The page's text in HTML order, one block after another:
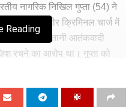
नागरिक निखिल गुप्ता (54) ने
में तीन गंभीर क्रिमिनल चार्ज में
पर खालिस्तानी आतंकवादी
रचने का आरोप था। गुप्ता को
की सज़ा हो सकती है।
Reading